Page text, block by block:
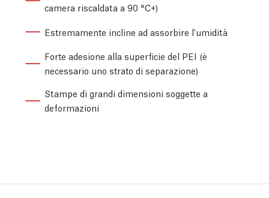
camera riscaldata a 90 °C+)
Estremamente incline ad assorbire l'umidità
Forte adesione alla superficie del PEI (è
necessario uno strato di separazione)
Stampe di grandi dimensioni soggette a
deformazioni